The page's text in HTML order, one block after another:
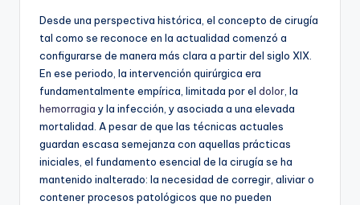
Desde una perspectiva histórica, el concepto de cirugía
tal como se reconoce en la actualidad comenzó a
configurarse de manera más clara a partir del siglo XIX.
En ese periodo, la intervención quirúrgica era
fundamentalmente empírica, limitada por el dolor , la
hemorragia y la infección, y asociada a una elevada
mortalidad. A pesar de que las técnicas actuales
guardan escasa semejanza con aquellas prácticas
iniciales, el fundamento esencial de la cirugía se ha
mantenido inalterado: la necesidad de corregir, aliviar o
contener procesos patológicos que no pueden